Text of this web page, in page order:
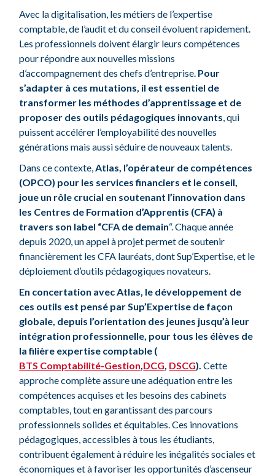
Avec la digitalisation, les métiers de l’expertise
comptable, de l’audit et du conseil évoluent rapidement.
Les professionnels doivent élargir leurs compétences
pour répondre aux nouvelles missions
d’accompagnement des chefs d’entreprise. Pour
s’adapter à ces mutations, il est essentiel de
transformer les méthodes d’apprentissage et de
proposer des outils pédagogiques innovants , qui
puissent accélérer l’employabilité des nouvelles
générations mais aussi séduire de nouveaux talents.
Dans ce contexte, Atlas, l’opérateur de compétences
(OPCO) pour les services financiers et le conseil,
joue un rôle crucial en soutenant l’innovation dans
les Centres de Formation d’Apprentis (CFA) à
travers son label “CFA de demain“. Chaque année
depuis 2020, un appel à projet permet de soutenir
financièrement les CFA lauréats, dont Sup’Expertise, et le
déploiement d’outils pédagogiques novateurs.
En concertation avec Atlas, le développement de
ces outils est pensé par Sup’Expertise de façon
globale, depuis l’orientation des jeunes jusqu’à leur
intégration professionnelle, pour tous les élèves de
la filière expertise comptable (
BTS Comptabilité-Gestion DCG DSCG).Cette
approche complète assure une adéquation entre les
compétences acquises et les besoins des cabinets
comptables, tout en garantissant des parcours
professionnels solides et équitables. Ces innovations
pédagogiques, accessibles à tous les étudiants,
contribuent également à réduire les inégalités sociales et
économiques et à favoriser les opportunités d’ascenseur